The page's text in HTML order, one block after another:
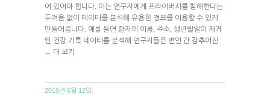
어 있어야 합니다. 이는 연구자에게 프라이버시를 침해한다는
두려움 없이 데이터를 분석해 유용한 정보를 이용할 수 있게
만들어줍니다. 예를 들면 환자의 이름, 주소, 생년월일이 제거
된 건강 기록 데이터를 분석해 연구자들은 변인 간 감추어진
→ 더 보기
2019년 6월 12일.